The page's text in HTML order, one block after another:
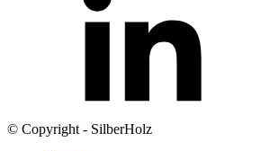
© Copyright - SilberHolz